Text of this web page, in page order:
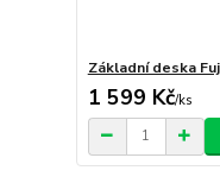
Základní deska
1 599 Kč/ks